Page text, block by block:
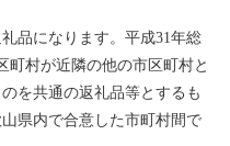
品になります。平成31年総
町村が近隣の他の市区町村と
を共通の返礼品等とするも
県内で合意した市町村間で